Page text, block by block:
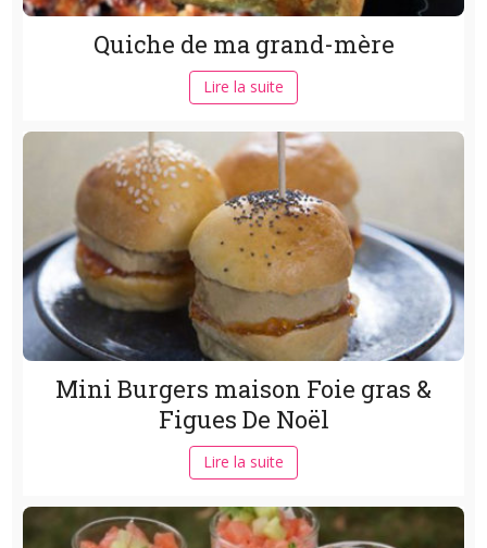
Quiche de ma grand-mère
Lire la suite
Mini Burgers maison Foie gras &
Figues De Noël
Lire la suite